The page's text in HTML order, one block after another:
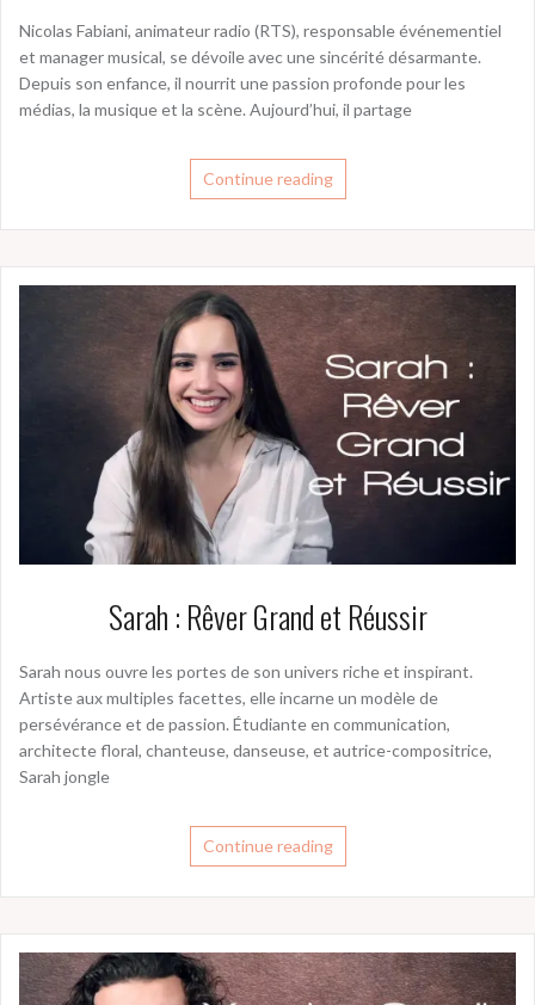
Nicolas Fabiani, animateur radio (RTS), responsable événementiel
et manager musical, se dévoile avec une sincérité désarmante.
Depuis son enfance, il nourrit une passion profonde pour les
médias, la musique et la scène. Aujourd’hui, il partage
Continue reading
Sarah : Rêver Grand et Réussir
Sarah nous ouvre les portes de son univers riche et inspirant.
Artiste aux multiples facettes, elle incarne un modèle de
persévérance et de passion. Étudiante en communication,
architecte floral, chanteuse, danseuse, et autrice-compositrice,
Sarah jongle
Continue reading